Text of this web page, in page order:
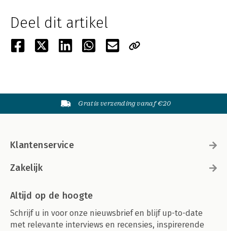
Deel dit artikel
Gratis verzending vanaf €20
Klantenservice
Zakelijk
Altijd op de hoogte
Schrijf u in voor onze nieuwsbrief en blijf up-to-date
met relevante interviews en recensies, inspirerende